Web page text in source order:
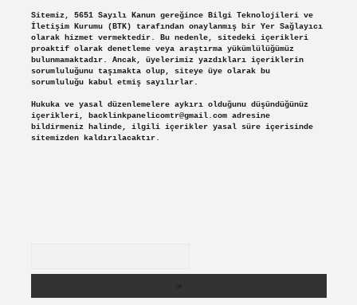
Sitemiz, 5651 Sayılı Kanun gereğince Bilgi Teknolojileri ve
İletişim Kurumu (BTK) tarafından onaylanmış bir Yer Sağlayıcı
olarak hizmet vermektedir. Bu nedenle, sitedeki içerikleri
proaktif olarak denetleme veya araştırma yükümlülüğümüz
bulunmamaktadır. Ancak, üyelerimiz yazdıkları içeriklerin
sorumluluğunu taşımakta olup, siteye üye olarak bu
sorumluluğu kabul etmiş sayılırlar.
Hukuka ve yasal düzenlemelere aykırı olduğunu düşündüğünüz
içerikleri, backlinkpanelicomtr@gmail.comadresine
bildirmeniz halinde, ilgili içerikler yasal süre içerisinde
sitemizden kaldırılacaktır.